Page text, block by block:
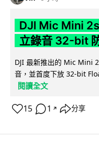
DJI Mic Mini
立錄音 32-bit
DJI 最新推出的 Mic Mini
音，並首度下放 32-bit
閱讀全文
15 1 ↗ 分享